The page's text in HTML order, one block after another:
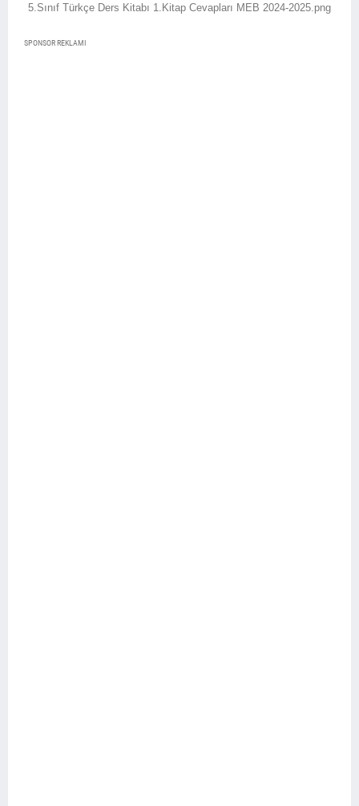
5.Sınıf Türkçe Ders Kitabı 1.Kitap Cevapları MEB 2024-2025.png
SPONSOR REKLAMI